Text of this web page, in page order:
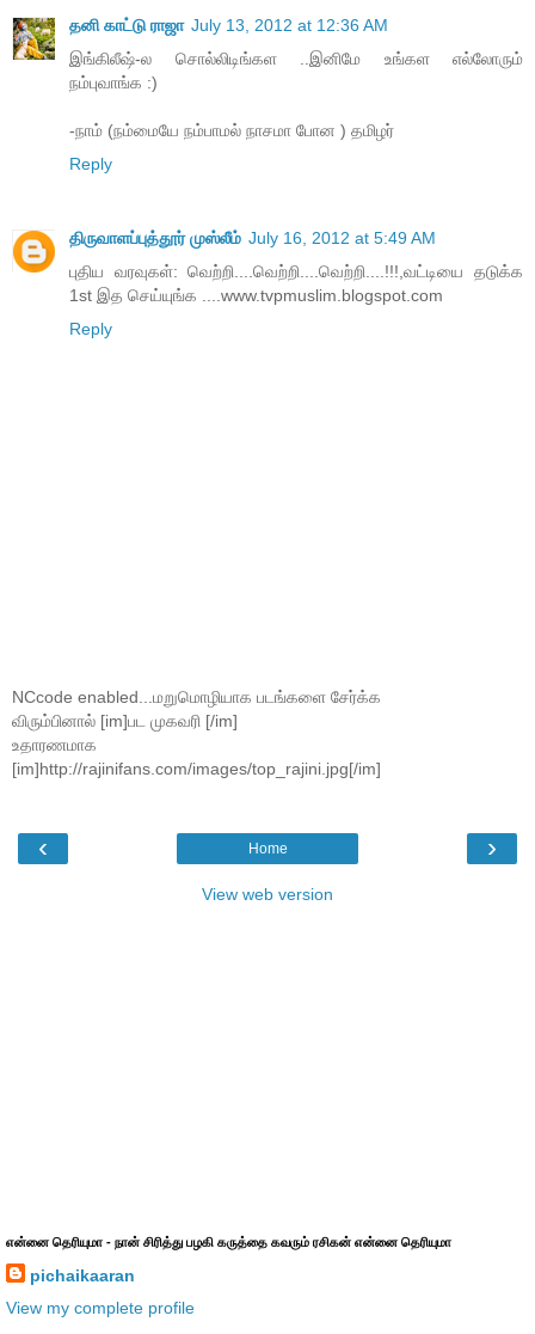
தனி காட்டு ராஜா July 13, 2012 at 12:36 AM
இங்கிலீஷ்-ல சொல்லிடிங்கள ..இனிமே உங்கள எல்லோரும்
நம்புவாங்க :)
-நாம் (நம்மையே நம்பாமல் நாசமா போன ) தமிழர்
Reply
திருவாளப்புத்தூர் முஸ்லீம் July 16, 2012 at 5:49 AM
புதிய வரவுகள்: வெற்றி....வெற்றி....வெற்றி....!!!,வட்டியை தடுக்க
1st இத செய்யுங்க ....www.tvpmuslim.blogspot.com
Reply
NCcode enabled...மறுமொழியாக படங்களை சேர்க்க
விரும்பினால் [im]பட முகவரி [/im]
உதாரணமாக
[im]http://rajinifans.com/images/top_rajini.jpg[/im]
‹ ›
Home
View web version
என்னை தெரியுமா - நான் சிரித்து பழகி கருத்தை கவரும் ரசிகன் என்னை தெரியுமா
pichaikaaran
View my complete profile